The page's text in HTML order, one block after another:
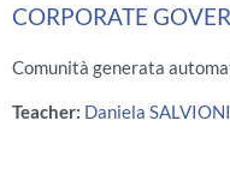
CORPORATE
Comunità generata
Teacher: Daniela SALVIONI